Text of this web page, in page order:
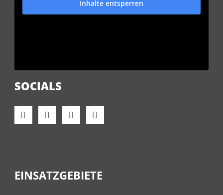
Inhalte entsperren
SOCIALS
EINSATZGEBIETE